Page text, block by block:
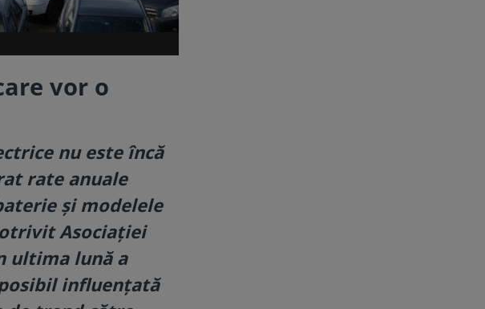
vor o
nu este încă
rate anuale
și modelele
Asociației
ultima lună a
influențată